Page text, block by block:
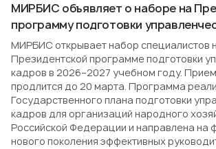
МИРБИС объявляет о наборе на
программу подготовки
МИРБИС открывает набор специалистов
Президентской программе подготовки
кадров в 2026–2027 учебном году.
продлится до 20 марта. Программа
Государственного плана подготовки
кадров для организаций народного
Российской Федерации и направлена на
нового поколения эффективных